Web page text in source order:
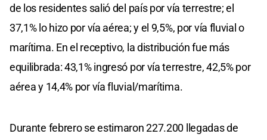
de los residentes salió del país por vía terrestre; el
37,1% lo hizo por vía aérea; y el 9,5%, por vía fluvial o
marítima. En el receptivo, la distribución fue más
equilibrada: 43,1% ingresó por vía terrestre, 42,5% por
aérea y 14,4% por vía fluvial/marítima.
Durante febrero se estimaron 227.200 llegadas de